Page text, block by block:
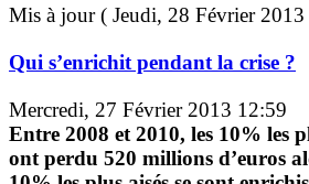
Mis à jour ( Jeudi, 28 Février
Qui s’enrichit pendant la crise ?
Mercredi, 27 Février 2013 12:59
Entre 2008 et 2010, les 10% les
ont perdu 520 millions d’euros